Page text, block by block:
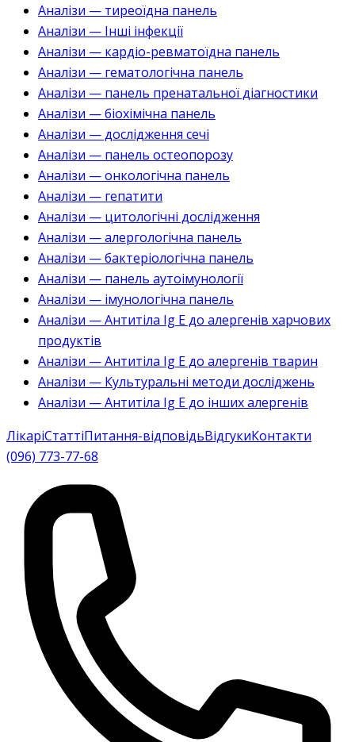
Аналізи — тиреоїдна панель
Аналізи — Інші інфекції
Аналізи — кардіо-ревматоїдна панель
Аналізи — гематологічна панель
Аналізи — панель пренатальної діагностики
Аналізи — біохімічна панель
Аналізи — дослідження сечі
Аналізи — панель остеопорозу
Аналізи — онкологічна панель
Аналізи — гепатити
Аналізи — цитологічні дослідження
Аналізи — алергологічна панель
Аналізи — бактеріологічна панель
Аналізи — панель аутоімунології
Аналізи — імунологічна панель
Аналізи — Антитіла Ig E до алергенів харчових
продуктів
Аналізи — Антитіла Ig E до алергенів тварин
Аналізи — Культуральні методи досліджень
Аналізи — Антитіла Ig E до інших алергенів
ЛікаріСтаттіПитання-відповідьВідгукиКонтакти
(096) 773-77-68